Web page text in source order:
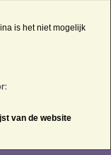
is het niet mogelijk
van de website